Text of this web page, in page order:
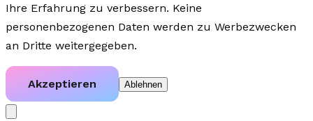
Ihre Erfahrung zu verbessern. Keine
personenbezogenen Daten werden zu Werbezwecken
an Dritte weitergegeben.
Akzeptieren Ablehnen